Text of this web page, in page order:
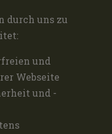
durch uns zu
und
Webseite
und -